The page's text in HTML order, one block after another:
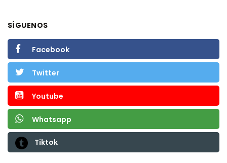
SÍGUENOS
Facebook
Twitter
Youtube
Whatsapp
Tiktok